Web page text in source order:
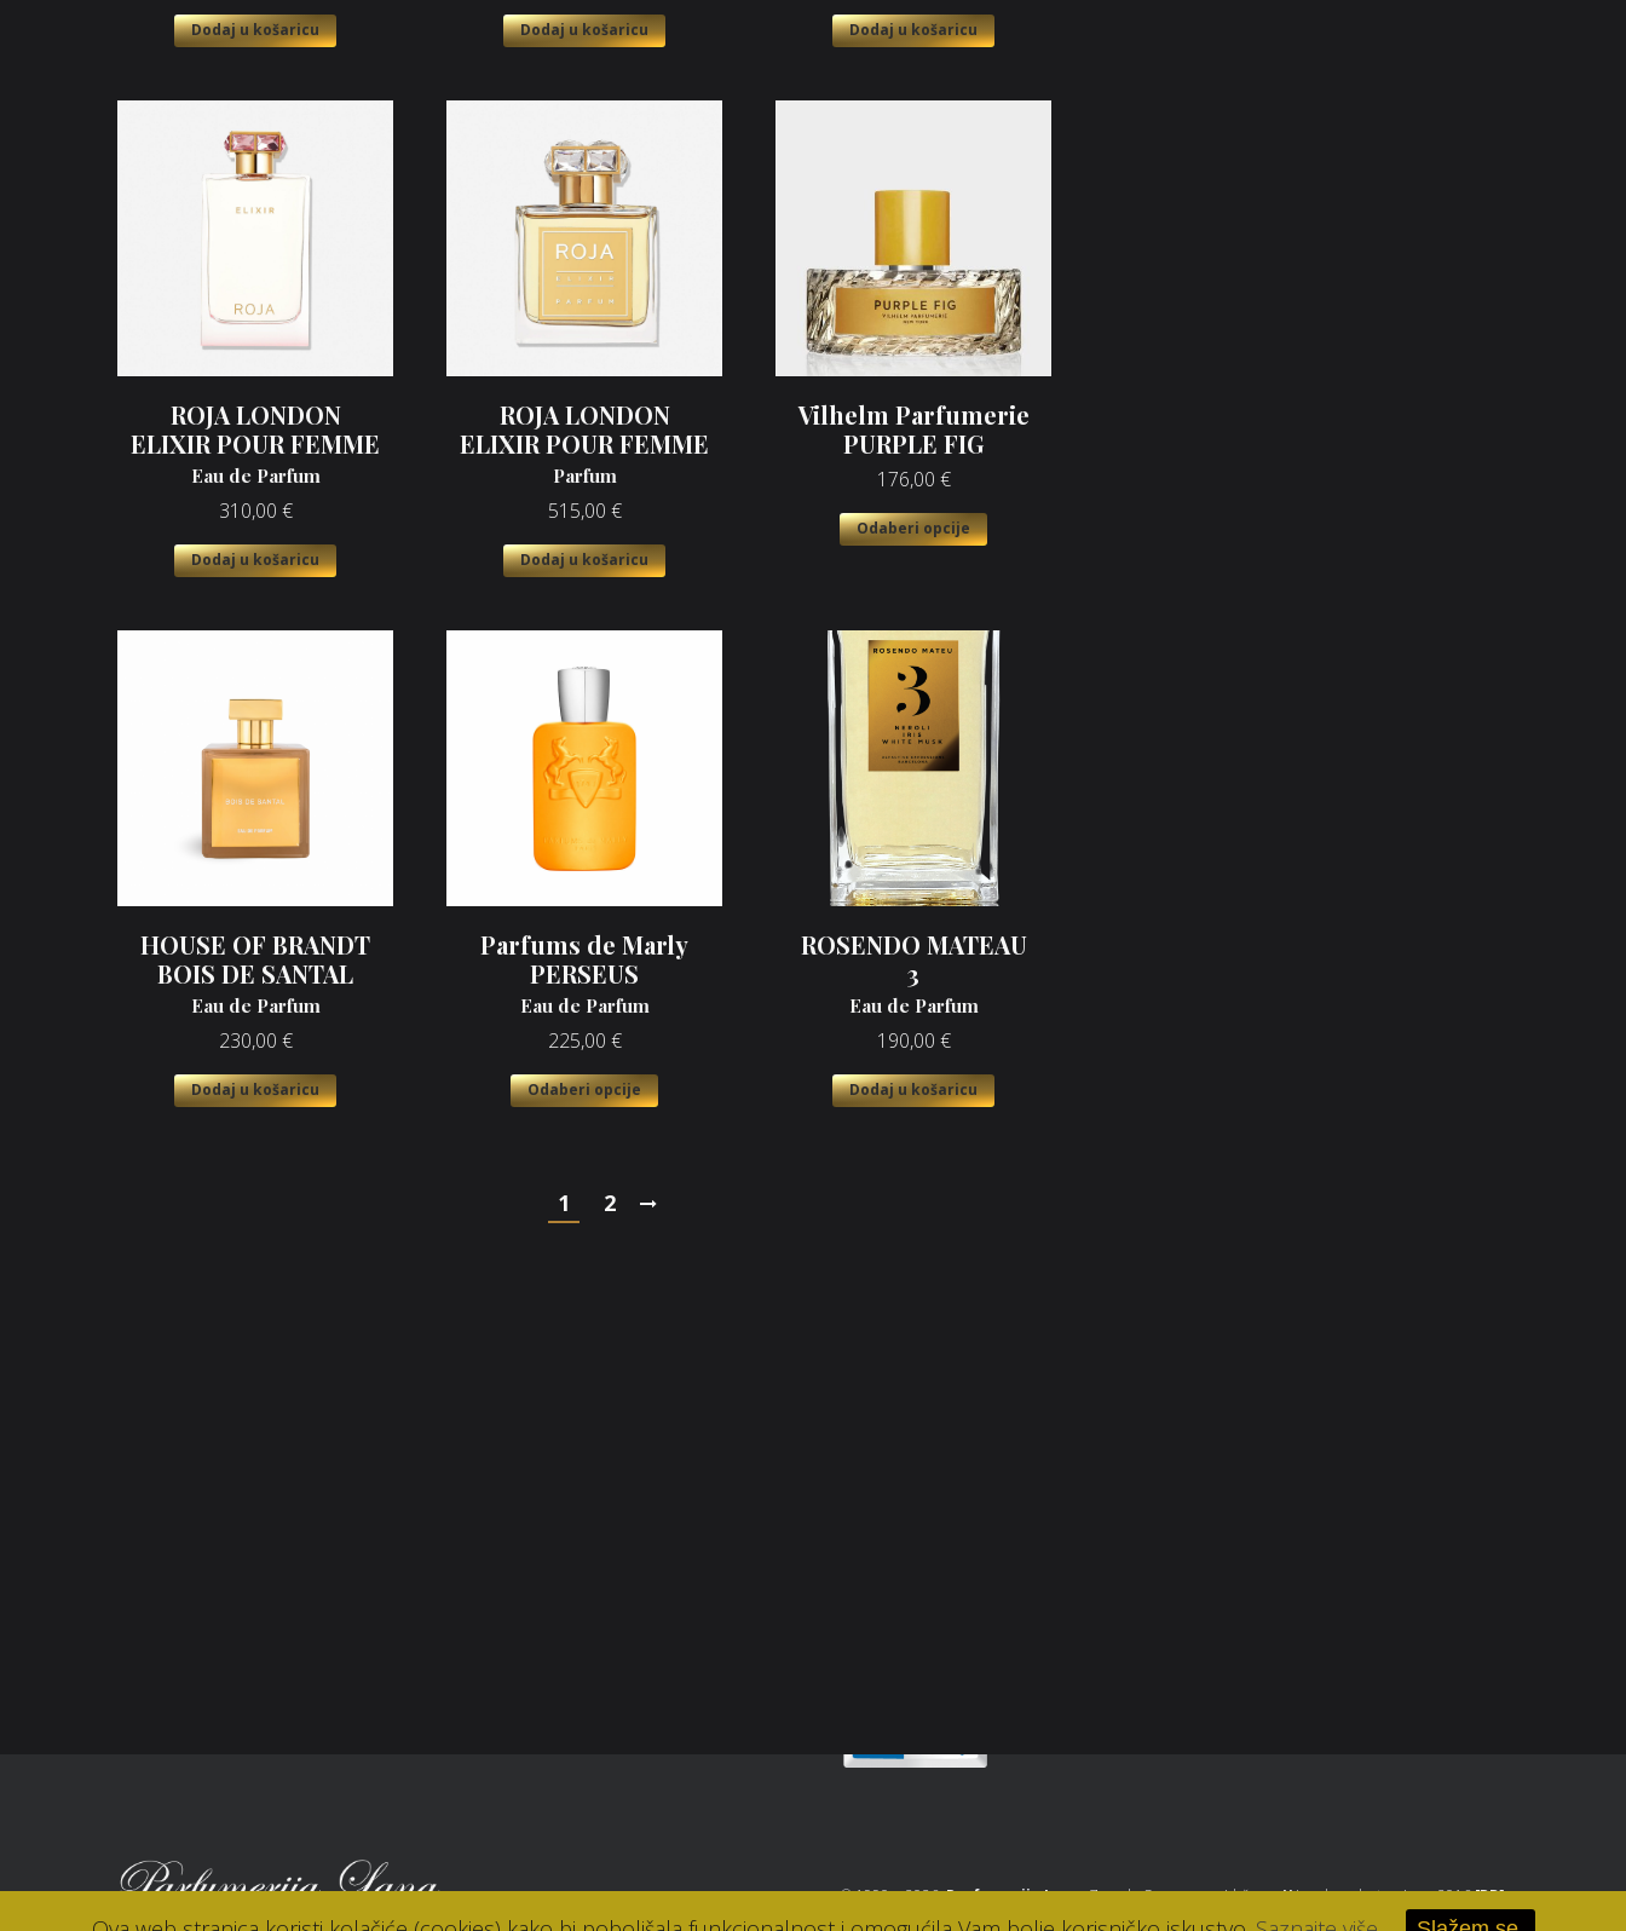
Dodaj u košaricu Dodaj u košaricu Dodaj u košaricu
ROJA LONDON
ELIXIR POUR FEMME
Eau de Parfum
310,00 €
Dodaj u košaricu
ROJA LONDON
ELIXIR POUR FEMME
Parfum
515,00 €
Dodaj u košaricu
Vilhelm Parfumerie
PURPLE FIG
176,00 €
Odaberi opcije
HOUSE OF BRANDT
BOIS DE SANTAL
Eau de Parfum
230,00 €
Dodaj u košaricu
Parfums de Marly
PERSEUS
Eau de Parfum
225,00 €
Odaberi opcije
ROSENDO MATEAU
3
Eau de Parfum
190,00 €
Dodaj u košaricu
1 2
© 1990. - 2026.Parfumerija Lana, Zagreb. Sva prava pridržana.//Izrada web stranice u 2016[RB].